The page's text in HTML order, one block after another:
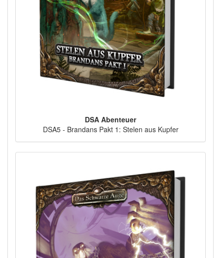
DSA Abenteuer
DSA5 - Brandans Pakt 1: Stelen aus Kupfer